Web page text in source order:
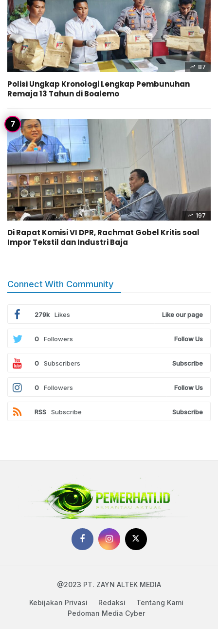
87
Polisi Ungkap Kronologi Lengkap Pembunuhan
Remaja 13 Tahun di Boalemo
197
Di Rapat Komisi VI DPR, Rachmat Gobel Kritis soal
Impor Tekstil dan Industri Baja
Connect With Community
279k Likes Like our page
0 Followers Follow Us
0 Subscribers Subscribe
0 Followers Follow Us
RSS Subscribe Subscribe
@2023 PT. ZAYN ALTEK MEDIA
Kebijakan Privasi Redaksi
Tentang Kami
Pedoman Media Cyber